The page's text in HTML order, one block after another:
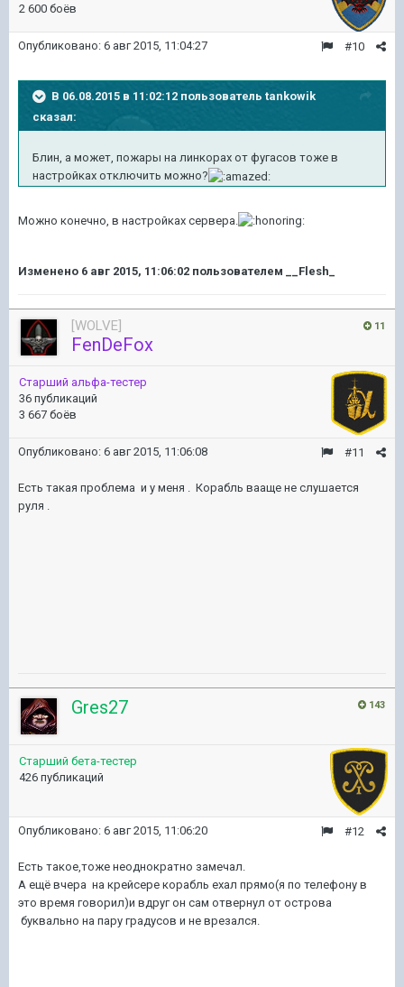
2 600 боёв
#10
Опубликовано: 6 авг 2015, 11:04:27
В 06.08.2015 в 11:02:12 пользователь tankowik
сказал:
Блин, а может, пожары на линкорах от фугасов тоже в
настройках отключить можно?
Можно конечно, в настройках сервера.
Изменено 6 авг 2015, 11:06:02 пользователем __Flesh_
11
[WOLVE]
FenDeFox
Старший альфа-тестер
36 публикаций
3 667 боёв
#11
Опубликовано: 6 авг 2015, 11:06:08
Есть такая проблема и у меня . Корабль вааще не слушается
руля .
143
Gres27
Старший бета-тестер
426 публикаций
#12
Опубликовано: 6 авг 2015, 11:06:20
Есть такое,тоже неоднократно замечал.
А ещё вчера на крейсере корабль ехал прямо(я по телефону в
это время говорил)и вдруг он сам отвернул от острова
буквально на пару градусов и не врезался.